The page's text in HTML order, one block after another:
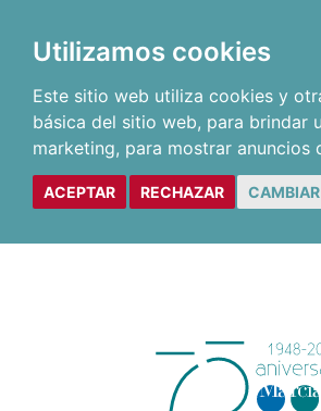
Utilizamos cookies
Este sitio web utiliza cookies y
básica del sitio web, para brindar
marketing, para mostrar anuncios
ACEPTAR RECHAZAR